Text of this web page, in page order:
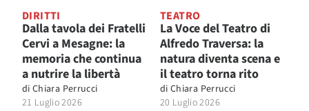
DIRITTI
Dalla tavola dei Fratelli
Cervi a Mesagne: la
memoria che continua
a nutrire la libertà
di Chiara Perrucci
21 Luglio 2026
TEATRO
La Voce del Teatro di
Alfredo Traversa: la
natura diventa scena e
il teatro torna rito
di Chiara Perrucci
20 Luglio 2026